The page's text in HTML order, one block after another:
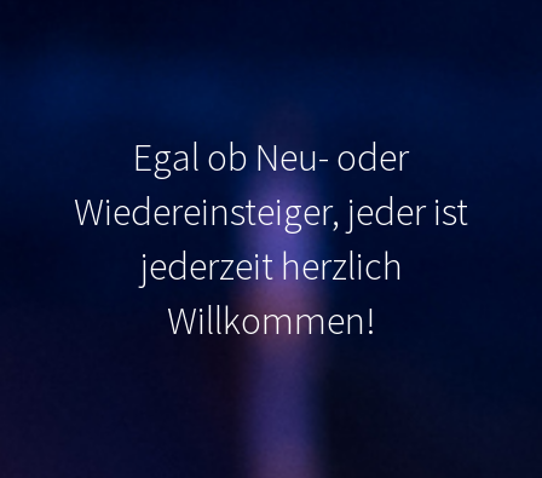
Egal ob Neu- oder
Wiedereinsteiger, jeder ist
jederzeit herzlich
Willkommen!